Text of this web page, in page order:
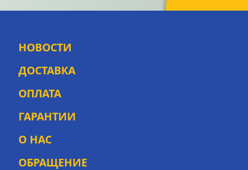
НОВОСТИ
ДОСТАВКА
ОПЛАТА
ГАРАНТИИ
О НАС
ОБРАЩЕНИЕ